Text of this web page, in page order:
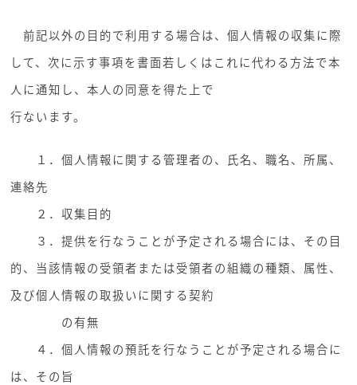
前記以外の目的で利用する場合は、個人情報の収集に際
して、次に示す事項を書面若しくはこれに代わる方法で本
人に通知し、本人の同意を得た上で
行ないます。
１．個人情報に関する管理者の、氏名、職名、所属、
連絡先
２．収集目的
３．提供を行なうことが予定される場合には、その目
的、当該情報の受領者または受領者の組織の種類、属性、
及び個人情報の取扱いに関する契約
の有無
４．個人情報の預託を行なうことが予定される場合に
は、その旨